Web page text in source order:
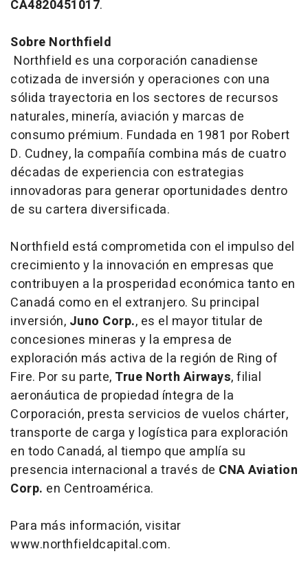
CA4820451017.
Sobre Northfield
Northfield es una corporación canadiense
cotizada de inversión y operaciones con una
sólida trayectoria en los sectores de recursos
naturales, minería, aviación y marcas de
consumo prémium. Fundada en 1981 por Robert
D. Cudney, la compañía combina más de cuatro
décadas de experiencia con estrategias
innovadoras para generar oportunidades dentro
de su cartera diversificada.
Northfield está comprometida con el impulso del
crecimiento y la innovación en empresas que
contribuyen a la prosperidad económica tanto en
Canadá como en el extranjero. Su principal
inversión, Juno Corp., es el mayor titular de
concesiones mineras y la empresa de
exploración más activa de la región de Ring of
Fire. Por su parte, True North Airways, filial
aeronáutica de propiedad íntegra de la
Corporación, presta servicios de vuelos chárter,
transporte de carga y logística para exploración
en todo Canadá, al tiempo que amplía su
presencia internacional a través de CNA Aviation
Corp. en Centroamérica.
Para más información, visitar
www.northfieldcapital.com.